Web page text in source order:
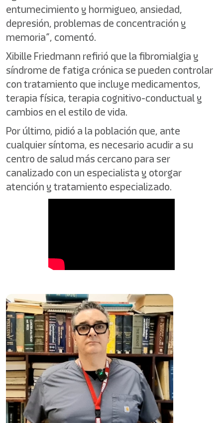
entumecimiento y hormigueo, ansiedad,
depresión, problemas de concentración y
memoria”, comentó.
Xibille Friedmann refirió que la fibromialgia y
síndrome de fatiga crónica se pueden controlar
con tratamiento que incluye medicamentos,
terapia física, terapia cognitivo-conductual y
cambios en el estilo de vida.
Por último, pidió a la población que, ante
cualquier síntoma, es necesario acudir a su
centro de salud más cercano para ser
canalizado con un especialista y otorgar
atención y tratamiento especializado.